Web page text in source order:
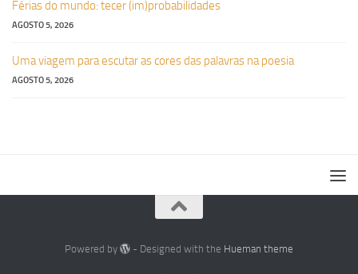
Férias do mundo: tecer (im)probabilidades
AGOSTO 5, 2026
Uma viagem para escutar as cores das palavras na poesia
AGOSTO 5, 2026
Powered by - Designed with the Hueman theme